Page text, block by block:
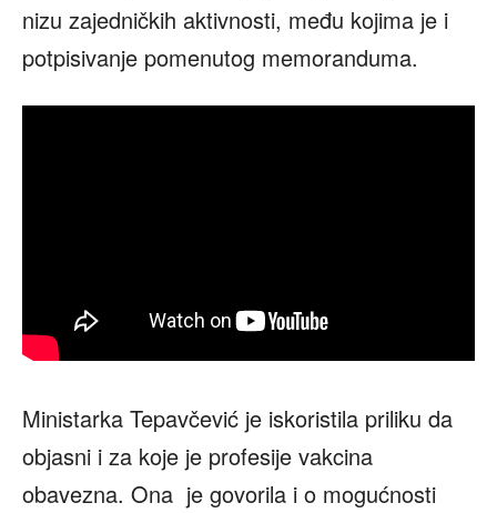
nizu zajedničkih aktivnosti, među kojima je i
potpisivanje pomenutog memoranduma.
Ministarka Tepavčević je iskoristila priliku da
objasni i za koje je profesije vakcina
obavezna. Ona je govorila i o mogućnosti